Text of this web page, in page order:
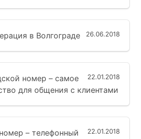
26.06.2018
в Волгограде
22.01.2018
номер – самое
для общения с клиентами
22.01.2018
– телефонный